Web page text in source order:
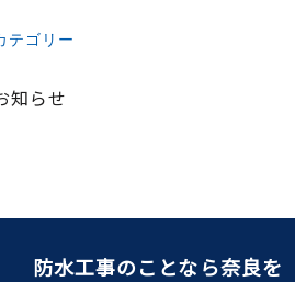
テゴリー
知らせ
防水工事のことなら奈良を